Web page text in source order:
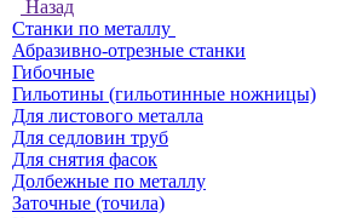
Назад
Станки по металлу
Абразивно-отрезные станки
Гибочные
Гильотины (гильотинные ножницы)
Для листового металла
Для седловин труб
Для снятия фасок
Долбежные по металлу
Заточные (точила)